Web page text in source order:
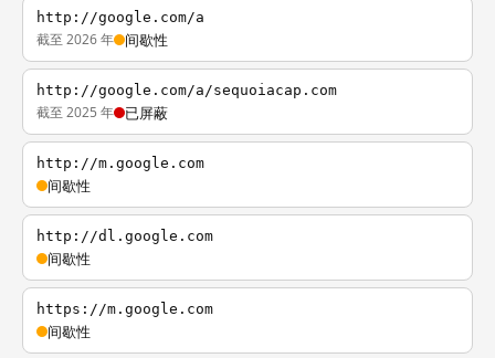
http://google.com/a
截至 2026 年 间歇性
http://google.com/a/sequoiacap.com
截至 2025 年 已屏蔽
http://m.google.com
间歇性
http://dl.google.com
间歇性
https://m.google.com
间歇性